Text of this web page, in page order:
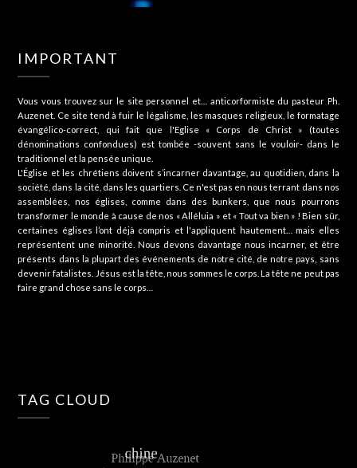
IMPORTANT
Vous vous trouvez sur le site personnel et… anticorformiste du pasteur Ph.
Auzenet. Ce site tend à fuir le légalisme, les masques religieux, le formatage
évangélico-correct, qui fait que l'Eglise « Corps de Christ » (toutes
dénominations confondues) est tombée -souvent sans le vouloir- dans le
traditionnel et la pensée unique.
L'Église et les chrétiens doivent s’incarner davantage, au quotidien, dans la
société, dans la cité, dans les quartiers. Ce n'est pas en nous terrant dans nos
assemblées, nos églises, comme dans des bunkers, que nous pourrons
transformer le monde à cause de nos « Alléluia » et « Tout va bien » ! Bien sûr,
certaines églises l’ont déjà compris et l'appliquent hautement… mais elles
représentent une minorité. Nous devons davantage nous incarner, et être
présents dans la plupart des événements de notre cité, de notre pays, sans
devenir fatalistes. Jésus est la tête, nous sommes le corps. La tête ne peut pas
faire grand chose sans le corps…
TAG CLOUD